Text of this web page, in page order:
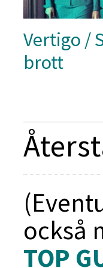
Vertigo /
brott
också
TOP